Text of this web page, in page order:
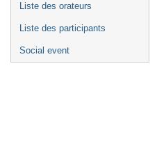
Liste des orateurs
Liste des participants
Social event